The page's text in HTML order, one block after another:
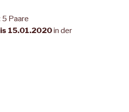
Paare
15.01.2020in der